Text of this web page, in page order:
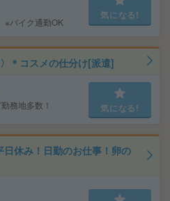
バイク通勤OK
気になる!
＊コスメの仕分け[派遣]
務地多数！ 気になる!
休み！日勤のお仕事！卵の